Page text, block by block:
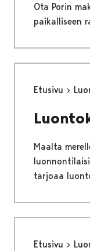
Ota Porin
paikalliseen
Etusivu
Maalta
tarjoaa
Etusivu